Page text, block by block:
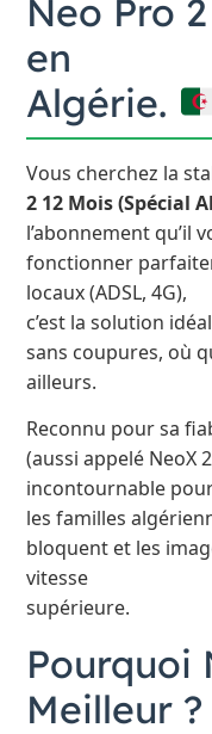
Neo Pro
en
Algérie.
Vous cherchez la
2 12 Mois (Spécial
l’abonnement qu’il
fonctionner
locaux (ADSL, 4G),
c’est la solution
sans coupures, où
ailleurs.
Reconnu pour sa
(aussi appelé NeoX
incontournable
les familles
bloquent et les
vitesse
supérieure.
Pourquoi
Meilleur ?